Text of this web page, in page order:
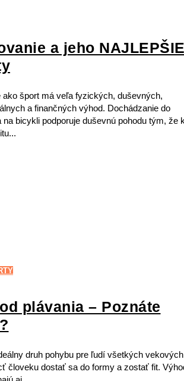
a jeho
ako šport má veľa fyzických, duševných,
a finančných výhod. Dochádzanie do
na bicykli podporuje duševnú pohodu tým, že
plávania – Poznáte
druh pohybu pre ľudí všetkých
človeku dostať sa do formy a zostať fit.